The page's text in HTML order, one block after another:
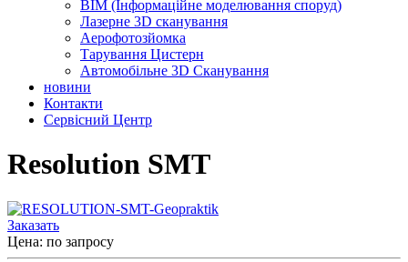
BIM (Інформаційне моделювання споруд)
Лазерне 3D сканування
Аерофотозйомка
Тарування Цистерн
Автомобільне 3D Сканування
новини
Контакти
Сервісний Центр
Resolution SMT
Заказать
Цена: по запросу